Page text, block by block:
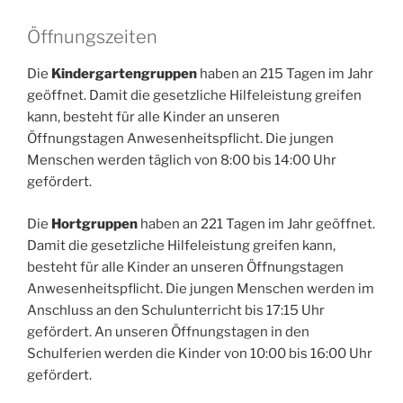
Öffnungszeiten
Die Kindergartengruppen haben an 215 Tagen im Jahr
geöffnet. Damit die gesetzliche Hilfeleistung greifen
kann, besteht für alle Kinder an unseren
Öffnungstagen Anwesenheitspflicht. Die jungen
Menschen werden täglich von 8:00 bis 14:00 Uhr
gefördert.
Die Hortgruppen haben an 221 Tagen im Jahr geöffnet.
Damit die gesetzliche Hilfeleistung greifen kann,
besteht für alle Kinder an unseren Öffnungstagen
Anwesenheitspflicht. Die jungen Menschen werden im
Anschluss an den Schulunterricht bis 17:15 Uhr
gefördert. An unseren Öffnungstagen in den
Schulferien werden die Kinder von 10:00 bis 16:00 Uhr
gefördert.